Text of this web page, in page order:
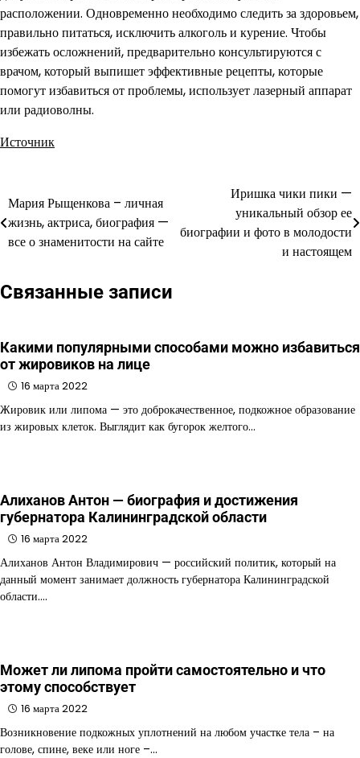
расположении. Одновременно необходимо следить за здоровьем,
правильно питаться, исключить алкоголь и курение. Чтобы
избежать осложнений, предварительно консультируются с
врачом, который выпишет эффективные рецепты, которые
помогут избавиться от проблемы, использует лазерный аппарат
или радиоволны.
Источник
Навигация
по
Мария Рыщенкова – личная
жизнь, актриса, биография —
все о знаменитости на сайте
Иришка чики пики —
уникальный обзор ее
биографии и фото в молодости
и настоящем
Связанные записи
Какими популярными способами можно избавиться
от жировиков на лице
16 марта 2022
Жировик или липома — это доброкачественное, подкожное образование
из жировых клеток. Выглядит как бугорок желтого…
Алиханов Антон — биография и достижения
губернатора Калининградской области
16 марта 2022
Алиханов Антон Владимирович — российский политик, который на
данный момент занимает должность губернатора Калининградской
области.…
Может ли липома пройти самостоятельно и что
этому способствует
16 марта 2022
Возникновение подкожных уплотнений на любом участке тела – на
голове, спине, веке или ноге –…